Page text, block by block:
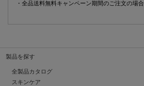
・全品送料無料キャンペーン期間のご注文の場合
製品を探す
全製品カタログ
スキンケア